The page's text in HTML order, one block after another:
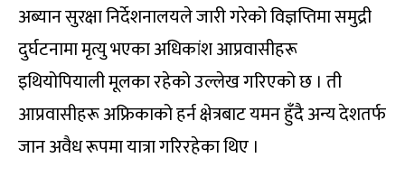
अब्यान सुरक्षा निर्देशनालयले जारी गरेको विज्ञप्तिमा समुद्री
दुर्घटनामा मृत्यु भएका अधिकांश आप्रवासीहरू
इथियोपियाली मूलका रहेको उल्लेख गरिएको छ । ती
आप्रवासीहरू अफ्रिकाको हर्न क्षेत्रबाट यमन हुँदै अन्य देशतर्फ
जान अवैध रूपमा यात्रा गरिरहेका थिए ।